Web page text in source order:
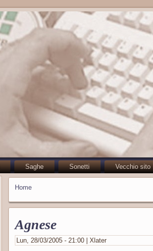
Saghe Sonetti Vecchio sito
Home
Agnese
Lun, 28/03/2005 - 21:00 | Xlater